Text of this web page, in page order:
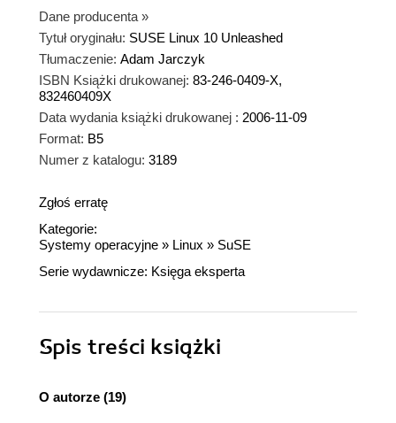
Dane producenta »
Tytuł oryginału: SUSE Linux 10 Unleashed
Tłumaczenie: Adam Jarczyk
ISBN Książki drukowanej: 83-246-0409-X,
832460409X
Data wydania książki drukowanej : 2006-11-09
Format: B5
Numer z katalogu: 3189
Zgłoś erratę
Kategorie:
Systemy operacyjne » Linux » SuSE
Serie wydawnicze: Księga eksperta
Spis treści książki
O autorze (19)